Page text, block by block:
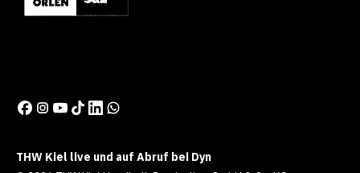
THW Kiel live und auf Abruf bei Dyn